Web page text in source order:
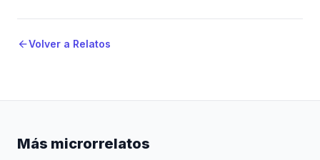
arrow_backVolver a Relatos
Más microrrelatos